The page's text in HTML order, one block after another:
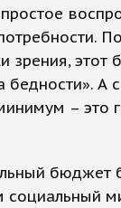
зрения, этот
бедности». А
– это
бюджет
социальный